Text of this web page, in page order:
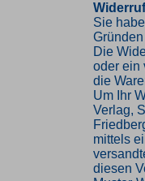
Sie
Die
oder ein
die
Um Ihr
Verlag,
mittels
diesen